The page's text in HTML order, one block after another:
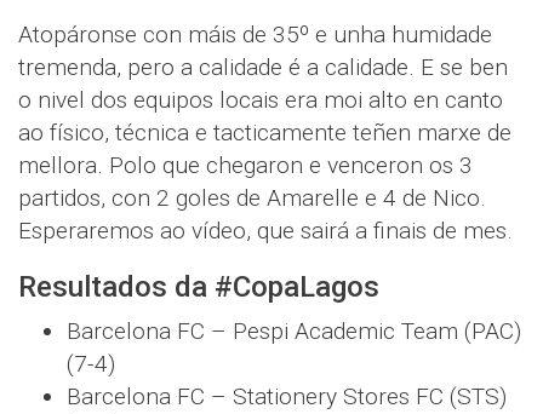
Atopáronse con máis de 35º e unha humidade
tremenda, pero a calidade é a calidade. E se ben
o nivel dos equipos locais era moi alto en canto
ao físico, técnica e tacticamente teñen marxe de
mellora. Polo que chegaron e venceron os 3
partidos, con 2 goles de Amarelle e 4 de Nico.
Esperaremos ao vídeo, que sairá a finais de mes.
Resultados da #CopaLagos
Barcelona FC – Pespi Academic Team (PAC)
(7-4)
Barcelona FC – Stationery Stores FC (STS)